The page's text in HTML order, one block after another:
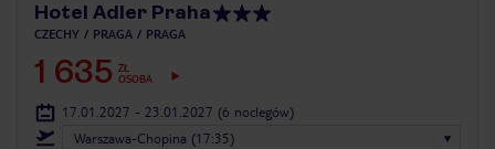
Hotel Adler Praha
CZECHY PRAGA PRAGA
1 635 ZŁ
OSOBA
17.01.2027 - 23.01.2027 (6 noclegów)
Warszawa-Chopina (17:35)